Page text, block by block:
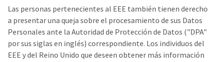
Las personas pertenecientes al EEE también tienen derecho
a presentar una queja sobre el procesamiento de sus Datos
Personales ante la Autoridad de Protección de Datos ("DPA"
por sus siglas en inglés) correspondiente. Los individuos del
EEE y del Reino Unido que deseen obtener más información